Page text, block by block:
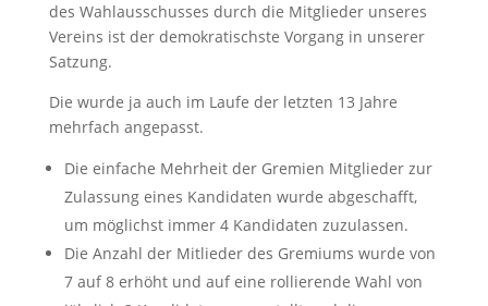
des Wahlausschusses durch die Mitglieder unseres
Vereins ist der demokratischste Vorgang in unserer
Satzung.
Die wurde ja auch im Laufe der letzten 13 Jahre
mehrfach angepasst.
Die einfache Mehrheit der Gremien Mitglieder zur
Zulassung eines Kandidaten wurde abgeschafft,
um möglichst immer 4 Kandidaten zuzulassen.
Die Anzahl der Mitlieder des Gremiums wurde von
7 auf 8 erhöht und auf eine rollierende Wahl von